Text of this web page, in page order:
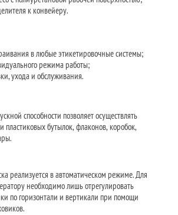
к конвейеру.
в любые этикетировочные системы;
режима работы;
ухода и обслуживания.
способности позволяет осуществлять
пластиковых бутылок, флаконов, коробок,
реализуется в автоматическом режиме. Для
необходимо лишь отрегулировать
по горизонтали и вертикали при помощи